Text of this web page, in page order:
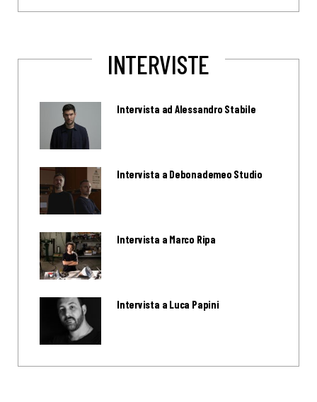
INTERVISTE
Intervista ad Alessandro Stabile
Intervista a Debonademeo Studio
Intervista a Marco Ripa
Intervista a Luca Papini